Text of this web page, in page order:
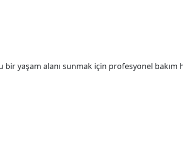
yaşam alanı sunmak için profesyonel